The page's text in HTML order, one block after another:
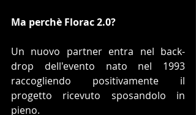
Ma perchè Florac 2.0?
Un nuovo partner entra nel back-
drop dell'evento nato nel 1993
raccogliendo positivamente il
progetto ricevuto sposandolo in
pieno.